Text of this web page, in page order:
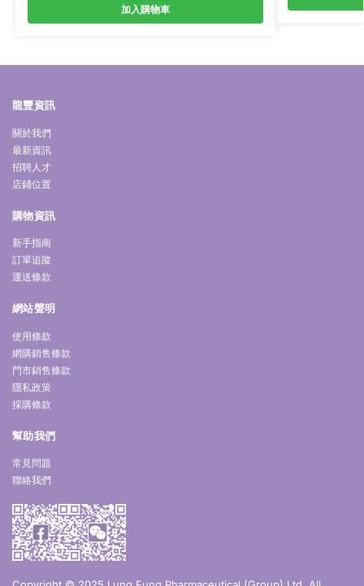
加入購物車
龍豐資訊
關於我們
最新資訊
招聘人才
店鋪位置
購物資訊
新手指南
訂單追蹤
運送條款
網站聲明
使用條款
網購銷售條款
門市銷售條款
隱私政策
採購條款
幫助我們
常見問題
聯絡我們